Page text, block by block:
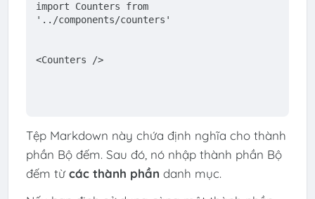
import Counters from
'../components/counters'
<Counters />
Tệp Markdown này chứa định nghĩa cho thành
phần Bộ đếm. Sau đó, nó nhập thành phần Bộ
đếm từcác thành phần danh mục.